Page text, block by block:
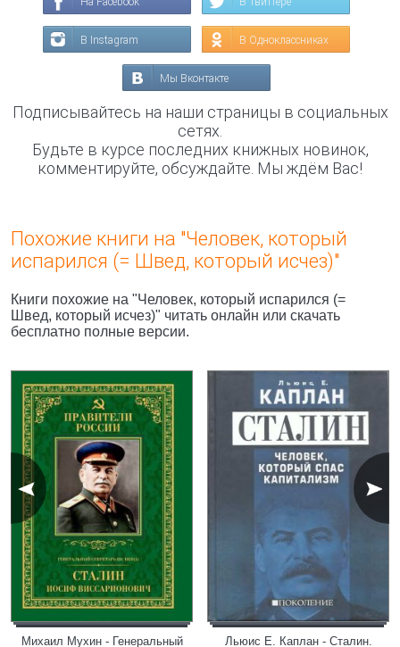
В Instagram В Одноклассниках
Мы Вконтакте
Подписывайтесь на наши страницы в социальных
сетях.
Будьте в курсе последних книжных новинок,
комментируйте, обсуждайте. Мы ждём Вас!
Похожие книги на "Человек, который
испарился (= Швед, который исчез)"
Книги похожие на "Человек, который испарился (=
Швед, который исчез)" читать онлайн или скачать
бесплатно полные версии.
Михаил Мухин - Генеральный
Льюис Е. Каплан - Сталин.